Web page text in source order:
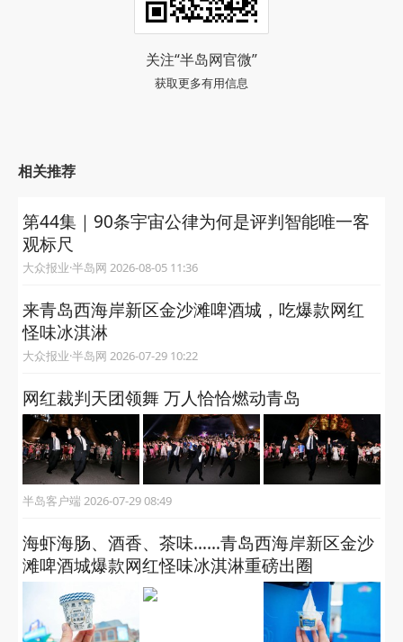
关注“半岛网官微”
获取更多有用信息
相关推荐
第44集｜90条宇宙公律为何是评判智能唯一客
观标尺
大众报业·半岛网 2026-08-05 11:36
来青岛西海岸新区金沙滩啤酒城，吃爆款网红
怪味冰淇淋
大众报业·半岛网 2026-07-29 10:22
网红裁判天团领舞 万人恰恰燃动青岛
半岛客户端 2026-07-29 08:49
海虾海肠、酒香、茶味……青岛西海岸新区金沙
滩啤酒城爆款网红怪味冰淇淋重磅出圈